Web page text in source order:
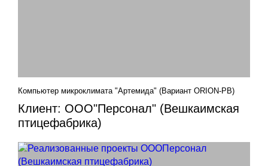
Клиент: ООО"Персонал" (Вешкаимская
птицефабрика)
Компьютер микроклимата "Артемида" (Вариант ORION-PB)